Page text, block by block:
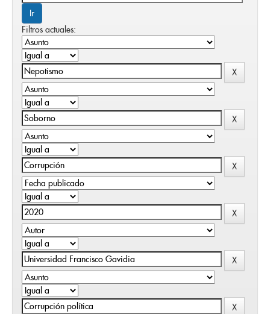
Filtros actuales: